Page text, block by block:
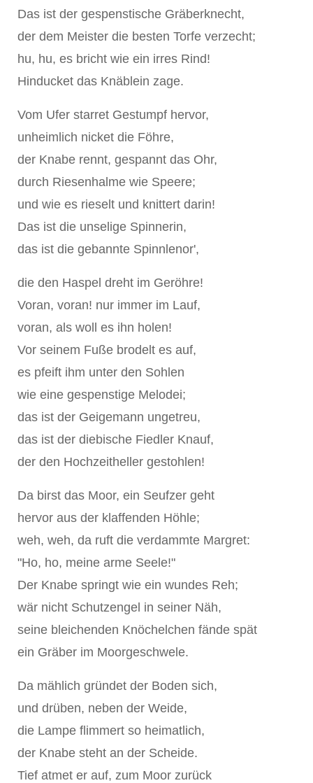
Das ist der gespenstische Gräberknecht,
der dem Meister die besten Torfe verzecht;
hu, hu, es bricht wie ein irres Rind!
Hinducket das Knäblein zage.
Vom Ufer starret Gestumpf hervor,
unheimlich nicket die Föhre,
der Knabe rennt, gespannt das Ohr,
durch Riesenhalme wie Speere;
und wie es rieselt und knittert darin!
Das ist die unselige Spinnerin,
das ist die gebannte Spinnlenor',
die den Haspel dreht im Geröhre!
Voran, voran! nur immer im Lauf,
voran, als woll es ihn holen!
Vor seinem Fuße brodelt es auf,
es pfeift ihm unter den Sohlen
wie eine gespenstige Melodei;
das ist der Geigemann ungetreu,
das ist der diebische Fiedler Knauf,
der den Hochzeitheller gestohlen!
Da birst das Moor, ein Seufzer geht
hervor aus der klaffenden Höhle;
weh, weh, da ruft die verdammte Margret:
"Ho, ho, meine arme Seele!"
Der Knabe springt wie ein wundes Reh;
wär nicht Schutzengel in seiner Näh,
seine bleichenden Knöchelchen fände spät
ein Gräber im Moorgeschwele.
Da mählich gründet der Boden sich,
und drüben, neben der Weide,
die Lampe flimmert so heimatlich,
der Knabe steht an der Scheide.
Tief atmet er auf, zum Moor zurück